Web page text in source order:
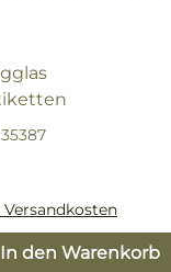
35387
Versandkosten
In den Warenkorb